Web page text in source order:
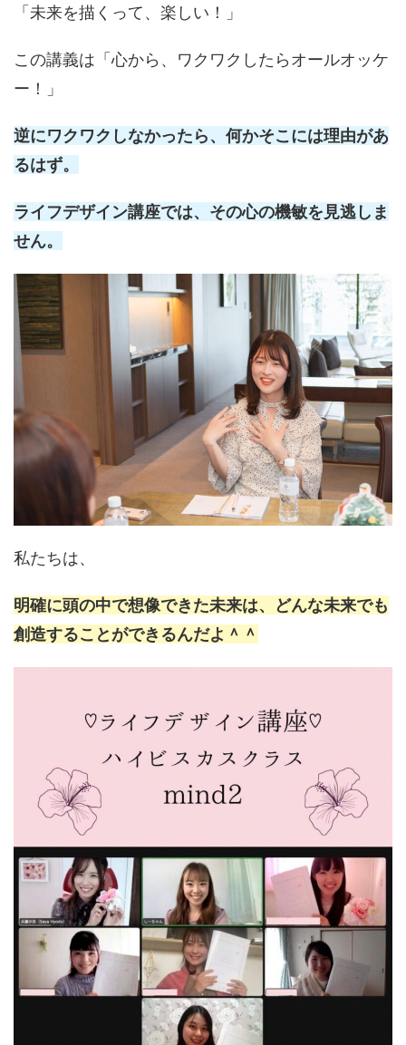
「未来を描くって、楽しい！」
この講義は「心から、ワクワクしたらオールオッケ
ー！」
逆にワクワクしなかったら、何かそこには理由があ
るはず。
ライフデザイン講座では、その心の機敏を見逃しま
せん。
私たちは、
明確に頭の中で想像できた未来は、どんな未来でも
創造することができるんだよ＾＾